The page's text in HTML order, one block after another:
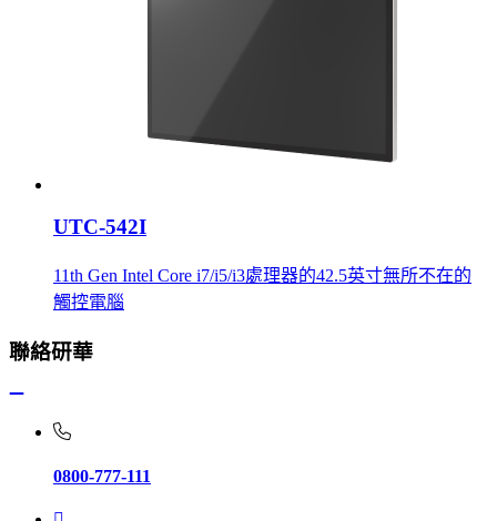
UTC-542I
11th Gen Intel Core i7/i5/i3處理器的42.5英寸無所不在的
觸控電腦
聯絡研華
0800-777-111